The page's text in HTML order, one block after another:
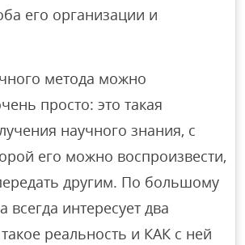
его организации и
метода можно
просто: это такая
научного знания, с
его можно воспроизвести,
другим. По большому
всегда интересует два
реальность и КАК с ней